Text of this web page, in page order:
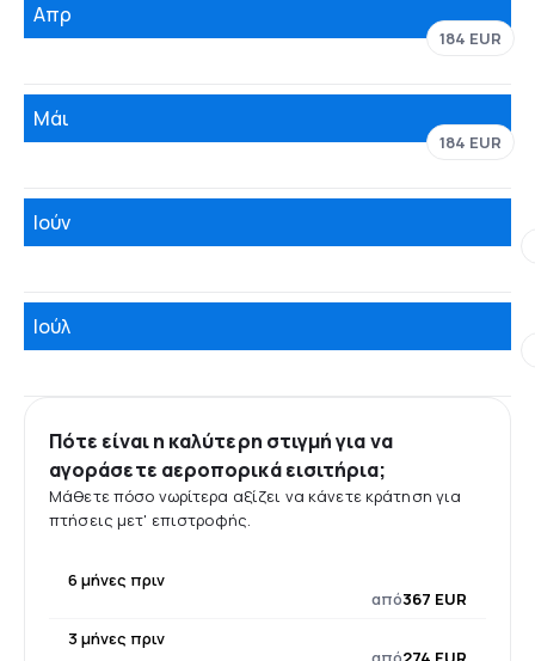
Απρ
184 EUR
Μάι
184 EUR
Ιούν
Ιούλ
Πότε είναι η καλύτερη στιγμή για να
αγοράσετε αεροπορικά εισιτήρια;
Μάθετε πόσο νωρίτερα αξίζει να κάνετε κράτηση για
πτήσεις μετ' επιστροφής.
6 μήνες πριν
από367 EUR
3 μήνες πριν